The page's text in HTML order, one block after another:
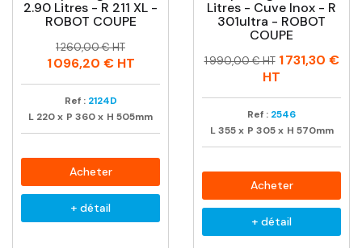
2.90 Litres - R 211 XL -
ROBOT COUPE
Prix
Prix
habituel
1 260,00 € HT
1 096,20 €HT
Ref : 2124D
L 220x P 360x H 505mm
Acheter
+ détail
Litres - Cuve Inox - R
301ultra - ROBOT
COUPE
Prix
Prix
1 990,00 € HT 1 731,30 €
HT
Ref : 2546
L 355 x P 305 x H 570mm
Acheter
+ détail